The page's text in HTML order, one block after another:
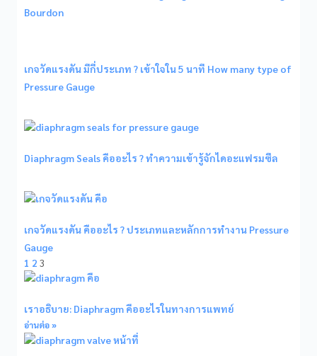
Bourdon
เกจวัดแรงดัน มีกี่ประเภท ? เข้าใจใน 5 นาที How many type of
Pressure Gauge
Diaphragm Seals คืออะไร ? ทำความเข้ารู้จักไดอะแฟรมซีล
เกจวัดแรงดัน คืออะไร ? ประเภทและหลักการทำงาน Pressure
Gauge
1 2 3
เราอธิบาย: Diaphragm คืออะไรในทางการแพทย์
อ่านต่อ »